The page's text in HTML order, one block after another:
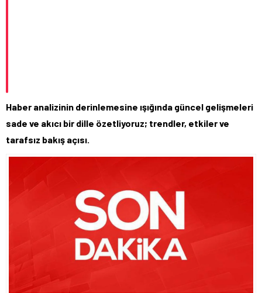
Haber analizinin derinlemesine ışığında güncel gelişmeleri
sade ve akıcı bir dille özetliyoruz; trendler, etkiler ve
tarafsız bakış açısı.